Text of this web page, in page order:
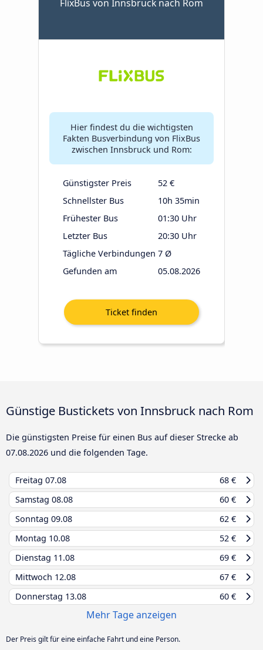
FlixBus von Innsbruck nach Rom
Hier findest du die wichtigsten
Fakten Busverbindung von FlixBus
zwischen Innsbruck und Rom:
Günstigster Preis
52 €
Schnellster Bus
10h 35min
Frühester Bus
01:30 Uhr
Letzter Bus
20:30 Uhr
Tägliche Verbindungen 7 Ø
Gefunden am
05.08.2026
Günstige Bustickets von Innsbruck nach Rom
Die günstigsten Preise für einen Bus auf dieser Strecke ab
07.08.2026 und die folgenden Tage.
Freitag 07.08
68 €
Samstag 08.08
60 €
Sonntag 09.08
62 €
Montag 10.08
52 €
Dienstag 11.08
69 €
Mittwoch 12.08
67 €
Donnerstag 13.08 60 €
Mehr Tage anzeigen
Der Preis gilt für eine einfache Fahrt und eine Person.